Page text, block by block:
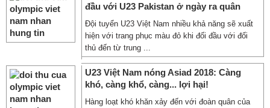
đầu với U23 Pakistan ở ngày ra quân
Đội tuyển U23 Việt Nam nhiều khả năng sẽ xuất
hiện với trang phục màu đỏ khi đối đầu với đối
thủ đến từ trung ...
U23 Việt Nam nóng Asiad 2018: Càng
khó, càng khổ, càng... lợi hại!
Hàng loạt khó khăn xảy đến với đoàn quân của